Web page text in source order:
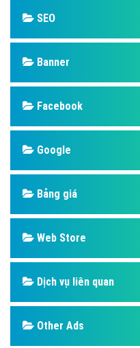
SEO
Banner
Facebook
Google
Bảng giá
Web Store
Dịch vụ liên quan
Other Ads